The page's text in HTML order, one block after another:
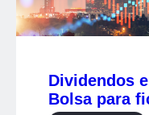
Dividendos
Bolsa para